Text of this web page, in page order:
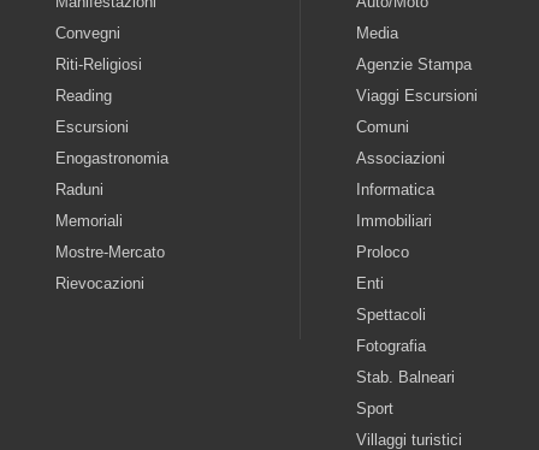
Convegni
Riti-Religiosi
Reading
Escursioni
Enogastronomia
Raduni
Memoriali
Mostre-Mercato
Rievocazioni
Media
Agenzie Stampa
Viaggi Escursioni
Comuni
Associazioni
Informatica
Immobiliari
Proloco
Enti
Spettacoli
Fotografia
Stab. Balneari
Sport
Villaggi turistici